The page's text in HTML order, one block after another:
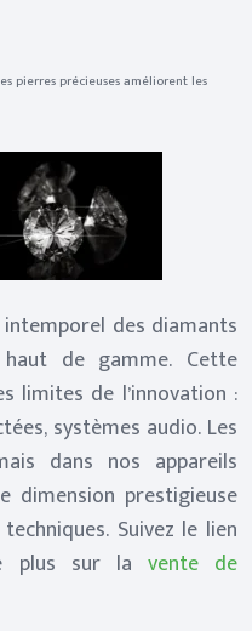
pierres précieuses améliorent les
des diamants
de gamme. Cette
limites de l’innovation :
systèmes audio. Les
dans nos appareils
dimension prestigieuse
Suivez le lien
plus sur la vente de